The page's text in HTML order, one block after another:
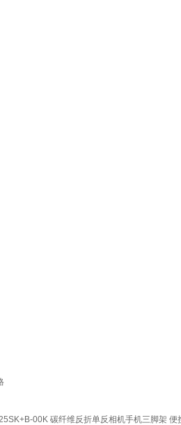
00K 碳纤维反折单反相机手机三脚架 便